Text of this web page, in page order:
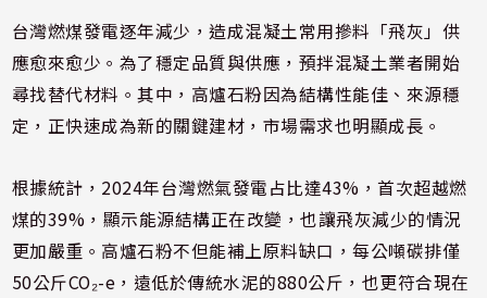
台灣燃煤發電逐年減少，造成混凝土常用摻料「飛灰」供
應愈來愈少。為了穩定品質與供應，預拌混凝土業者開始
尋找替代材料。其中，高爐石粉因為結構性能佳、來源穩
定，正快速成為新的關鍵建材，市場需求也明顯成長。
根據統計，2024年台灣燃氣發電占比達43%，首次超越燃
煤的39%，顯示能源結構正在改變，也讓飛灰減少的情況
更加嚴重。高爐石粉不但能補上原料缺口，每公噸碳排僅
50公斤CO₂-e，遠低於傳統水泥的880公斤，也更符合現在